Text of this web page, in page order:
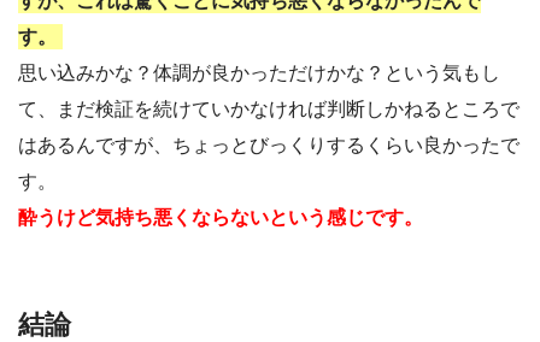
す。
思い込みかな？体調が良かっただけかな？という気もし
て、まだ検証を続けていかなければ判断しかねるところで
はあるんですが、ちょっとびっくりするくらい良かったで
す。
酔うけど気持ち悪くならないという感じです。
結論